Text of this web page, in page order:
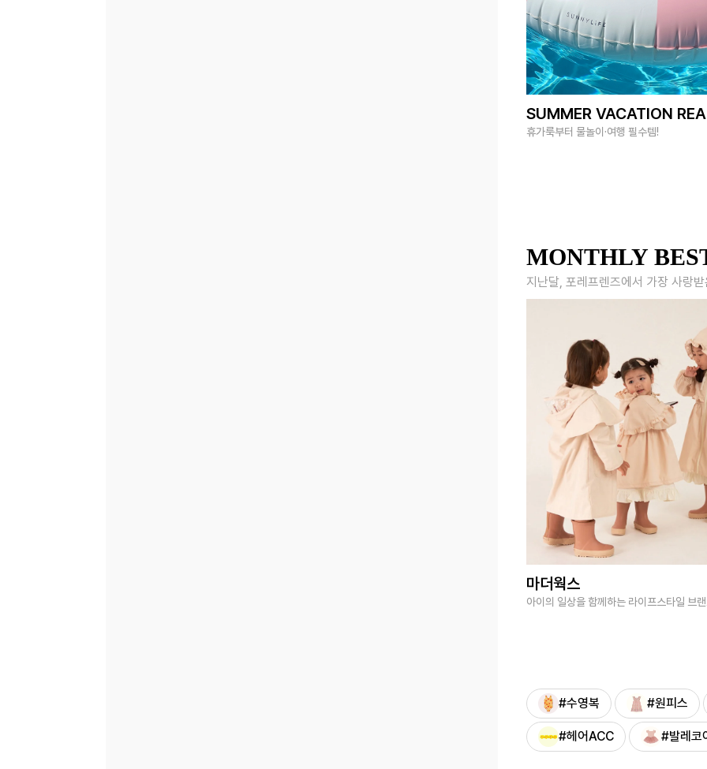
SUMMER VACATION
휴가룩부터 물놀이·여행 필수템!
MONTHLY
지난달, 포레프렌즈에서 가장 사랑
마더웍스
아이의 일상을 함께하는 라이프스타일 브
#수영복 #원피스
#헤어ACC #발레코